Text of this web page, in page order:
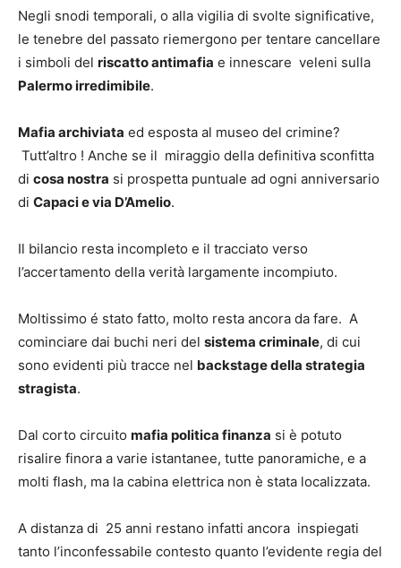
Negli snodi temporali, o alla vigilia di svolte significative,
le tenebre del passato riemergono per tentare cancellare
i simboli del riscatto antimafia e innescare veleni sulla
Palermo irredimibile.
Mafia archiviata ed esposta al museo del crimine?
Tutt’altro ! Anche se il miraggio della definitiva sconfitta
di cosa nostra si prospetta puntuale ad ogni anniversario
di Capaci e via D’Amelio.
Il bilancio resta incompleto e il tracciato verso
l’accertamento della verità largamente incompiuto.
Moltissimo é stato fatto, molto resta ancora da fare. A
cominciare dai buchi neri del sistema criminale, di cui
sono evidenti più tracce nel backstage della strategia
stragista.
Dal corto circuito mafia politica finanza si è potuto
risalire finora a varie istantanee, tutte panoramiche, e a
molti flash, ma la cabina elettrica non è stata localizzata.
A distanza di 25 anni restano infatti ancora inspiegati
tanto l’inconfessabile contesto quanto l’evidente regia del